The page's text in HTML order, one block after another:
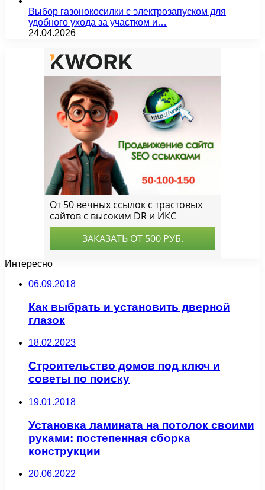
Выбор газонокосилки с электрозапуском для
удобного ухода за участком и…
24.04.2026
Интересно
06.09.2018
Как выбрать и установить дверной
глазок
18.02.2023
Строительство домов под ключ и
советы по поиску
19.01.2018
Установка ламината на потолок своими
руками: постепенная сборка
конструкции
20.06.2022